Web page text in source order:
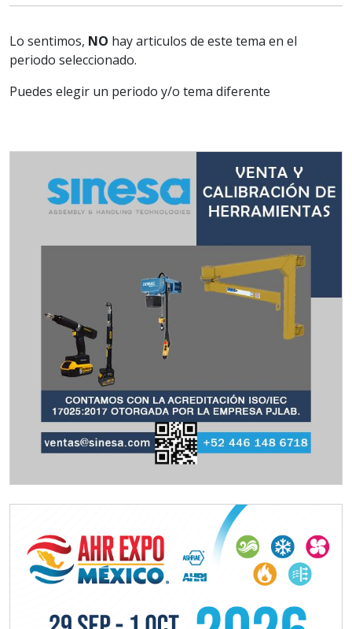
Lo sentimos, NO hay articulos de este tema en el
periodo seleccionado.
Puedes elegir un periodo y/o tema diferente